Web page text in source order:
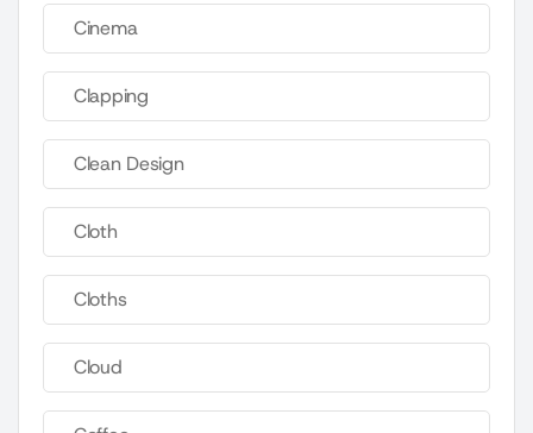
Cinema
Clapping
Clean Design
Cloth
Cloths
Cloud